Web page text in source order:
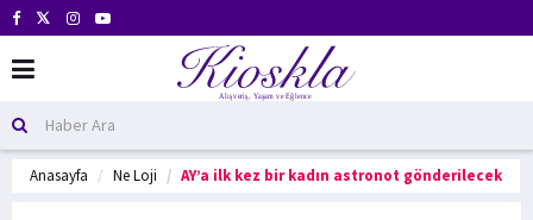
Anasayfa Ne Loji AY’a ilk kez bir kadın astronot gönderilecek